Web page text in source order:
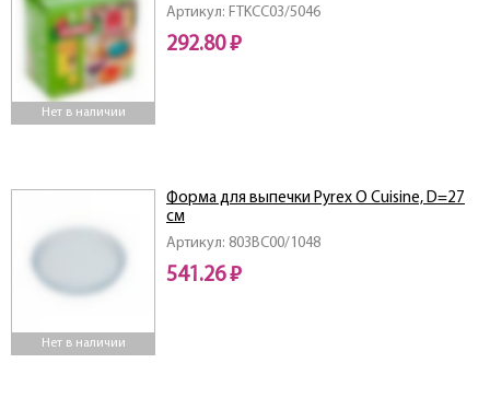
Нет в наличии
Артикул: FTKCC03/5046
292.80 ₽
Нет в наличии
Артикул: 803BC00/1048
Форма для выпечки Pyrex O Cuisine, D=27
см
541.26 ₽